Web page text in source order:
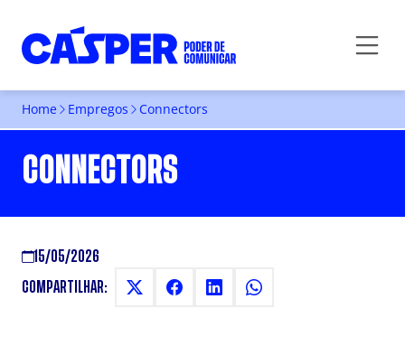
Home Empregos Connectors
CONNECTORS
15/05/2026
COMPARTILHAR: